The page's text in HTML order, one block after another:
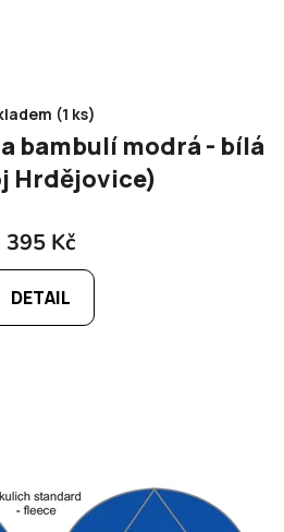
(1 ks)
bambulí modrá - bílá
Hrdějovice)
395 Kč
DETAIL